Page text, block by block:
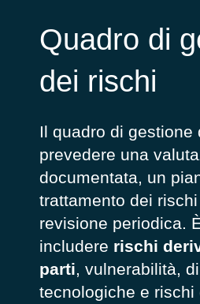
Quadro di
dei rischi
Il quadro di gestione
prevedere una
documentata, un
trattamento dei
revisione periodica.
includere rischi
parti, vulnerabilità,
tecnologiche e rischi